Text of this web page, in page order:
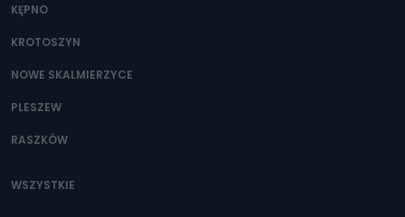
KĘPNO
KROTOSZYN
NOWE SKALMIERZYCE
PLESZEW
RASZKÓW
WSZYSTKIE